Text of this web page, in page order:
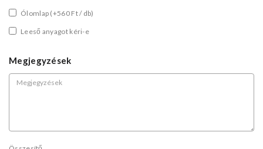
Ólomlap (+560 Ft / db)
Leeső anyagot kéri-e
Megjegyzések